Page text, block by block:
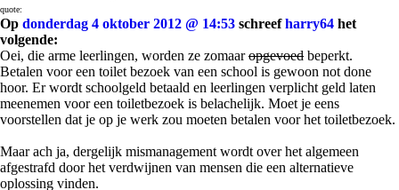
quote:
Op donderdag 4 oktober 2012 @ 14:53 schreefharry64 het
volgende:
Oei, die arme leerlingen, worden ze zomaaropgevoed beperkt.
Betalen voor een toilet bezoek van een school is gewoon not done
hoor. Er wordt schoolgeld betaald en leerlingen verplicht geld laten
meenemen voor een toiletbezoek is belachelijk. Moet je eens
voorstellen dat je op je werk zou moeten betalen voor het toiletbezoek.
Maar ach ja, dergelijk mismanagement wordt over het algemeen
afgestrafd door het verdwijnen van mensen die een alternatieve
oplossing vinden.